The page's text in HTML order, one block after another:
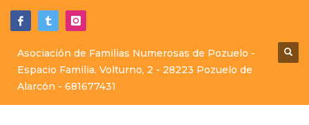
Asociación de Familias Numerosas de Pozuelo -
Espacio Familia. Volturno, 2 - 28223 Pozuelo de
Alarcón - 681677431